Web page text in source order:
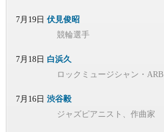
7月19日 伏見俊昭
競輪選手
7月18日 白浜久
ロックミュージシャン・ARB
7月16日 渋谷毅
ジャズピアニスト、作曲家